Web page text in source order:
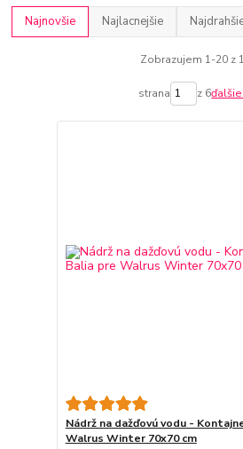
Najnovšie Najlacnejšie
Zobrazujem 1-20 z
strana z 6ďalšie
Nádrž na dažďovú vodu -
Walrus Winter 70x70 cm